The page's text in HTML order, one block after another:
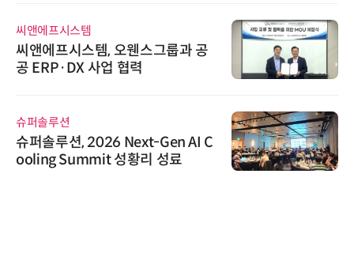
씨앤에프시스템
씨앤에프시스템, 오웬스그룹과 공
공 ERP·DX 사업 협력
슈퍼솔루션
슈퍼솔루션, 2026 Next-Gen AI C
ooling Summit 성황리 성료